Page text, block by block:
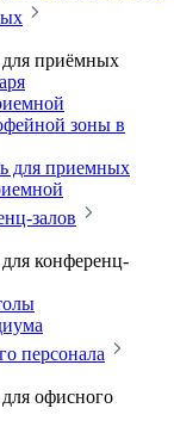
приёмных
зоны в
для приемных
залов
конференц-
персонала
офисного